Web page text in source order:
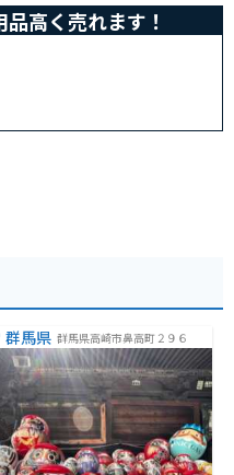
高く売れます！
群馬県 群馬県高崎市鼻高町２９６